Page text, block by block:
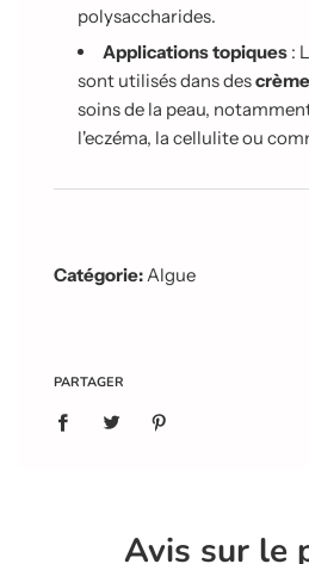
polysaccharides.
Applications topiques :
sont utilisés dans des
soins de la peau,
l'eczéma, la cellulite ou
Catégorie:Algue
PARTAGER
Avis sur le